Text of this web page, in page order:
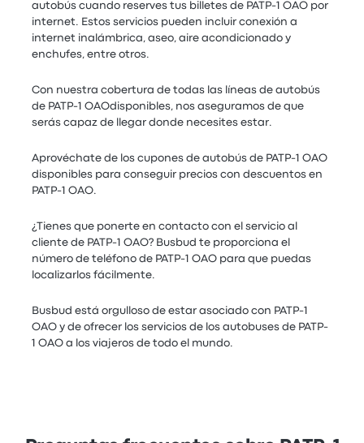
autobús cuando reserves tus billetes de PATP-1 OAO por
internet. Estos servicios pueden incluir conexión a
internet inalámbrica, aseo, aire acondicionado y
enchufes, entre otros.
Con nuestra cobertura de todas las líneas de autobús
de PATP-1 OAOdisponibles, nos aseguramos de que
serás capaz de llegar donde necesites estar.
Aprovéchate de los cupones de autobús de PATP-1 OAO
disponibles para conseguir precios con descuentos en
PATP-1 OAO.
¿Tienes que ponerte en contacto con el servicio al
cliente de PATP-1 OAO? Busbud te proporciona el
número de teléfono de PATP-1 OAO para que puedas
localizarlos fácilmente.
Busbud está orgulloso de estar asociado con PATP-1
OAO y de ofrecer los servicios de los autobuses de PATP-
1 OAO a los viajeros de todo el mundo.